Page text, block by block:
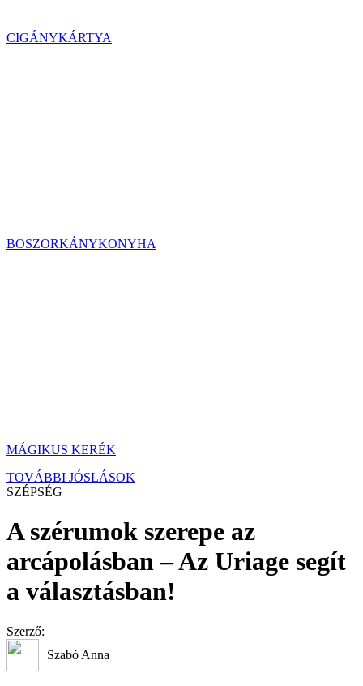
CIGÁNYKÁRTYA
BOSZORKÁNYKONYHA
MÁGIKUS KERÉK
TOVÁBBI JÓSLÁSOK
SZÉPSÉG
A szérumok szerepe az
arcápolásban – Az Uriage segít
a választásban!
Szerző:
Szabó Anna